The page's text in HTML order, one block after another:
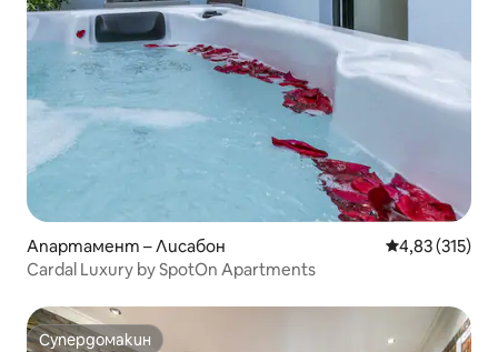
Апартамент – Лисабон Средна
4,83 (315)
Cardal Luxury by SpotOn Apartments
Супердомакин